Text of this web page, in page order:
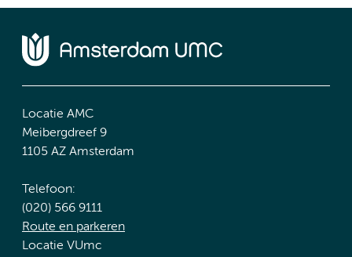
Locatie AMC
Meibergdreef 9
1105 AZ Amsterdam
Telefoon:
(020) 566 9111
Route en parkeren
Locatie VUmc